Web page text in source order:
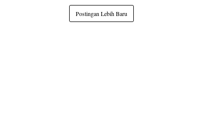
Postingan Lebih Baru